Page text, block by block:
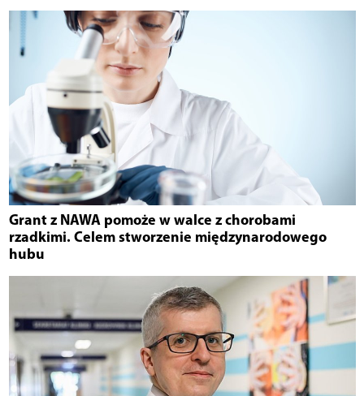
Grant z NAWA pomoże w walce z chorobami
rzadkimi. Celem stworzenie międzynarodowego
hubu